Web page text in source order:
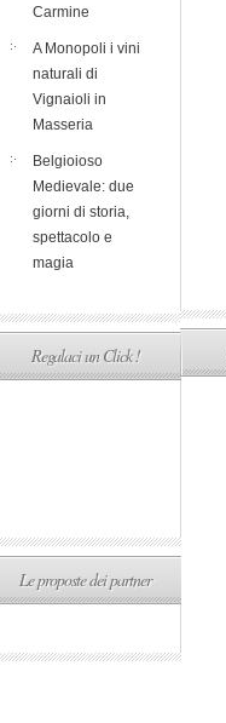
Carmine
A Monopoli i vini
naturali di
Vignaioli in
Masseria
Belgioioso
Medievale: due
giorni di storia,
spettacolo e
magia
Regalaci un Click !
Le proposte dei partner